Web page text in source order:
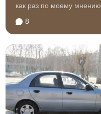
как раз по моему мнению
8